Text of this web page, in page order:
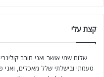
קצת עלי
שלום שמי אושר ואני חובב
טעמתי ובישלתי שלל מאכלים,